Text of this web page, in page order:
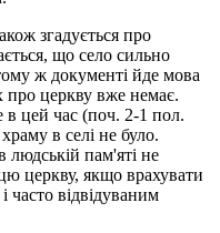
згадується про
що село сильно
ж документі йде мова
про церкву вже немає.
в цей час (поч. 2-1 пол.
в селі не було.
людській пам'яті не
церкву, якщо врахувати
часто відвідуваним